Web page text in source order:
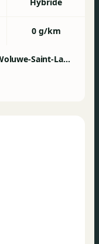
0 g/km
Woluwe-Saint-Lambert